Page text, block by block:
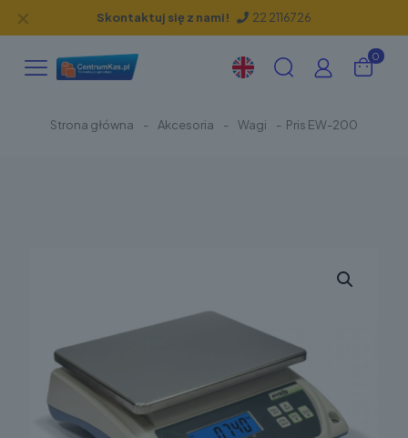
Skontaktuj się z nami! 22 2116726
✕
0
Strona główna - Akcesoria - Wagi - Pris EW-200